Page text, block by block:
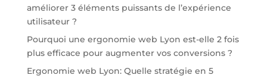
améliorer 3 éléments puissants de l’expérience
utilisateur ?
Pourquoi une ergonomie web Lyon est-elle 2 fois
plus efficace pour augmenter vos conversions ?
Ergonomie web Lyon: Quelle stratégie en 5